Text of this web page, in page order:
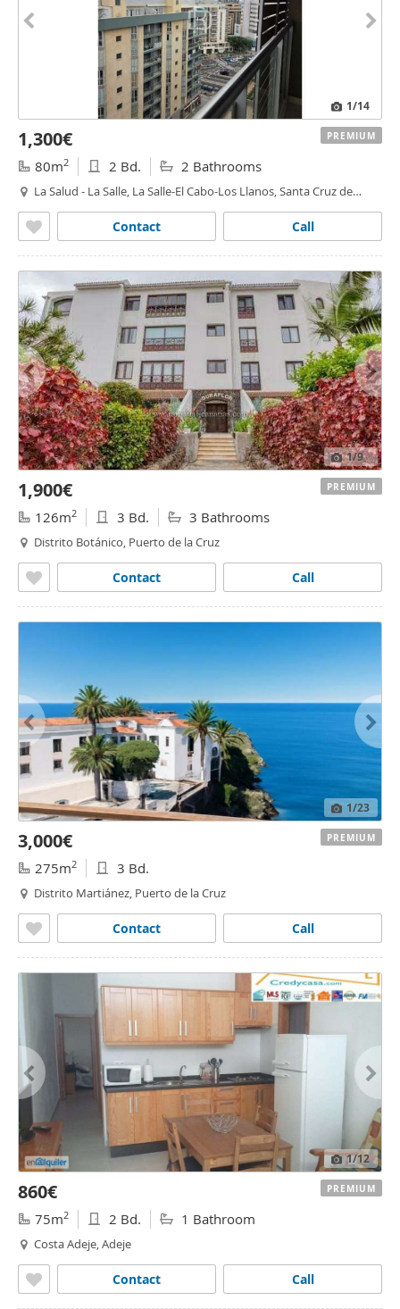
1/14
1,300€
80m2 2 Bd. 2 Bathrooms
La Salud - La Salle, La Salle-El Cabo-Los Llanos, Santa Cruz de
Call
Contact
PREMIUM
1/9
1,900€
126m2 3 Bd. 3 Bathrooms
Distrito Botánico, Puerto de la Cruz
Call
Contact
PREMIUM
1/23
3,000€
275m2 3 Bd.
Distrito Martiánez, Puerto de la Cruz
Call
Contact
PREMIUM
1/12
860€
75m2 2 Bd. 1 Bathroom
Costa Adeje, Adeje
Call
Contact
PREMIUM